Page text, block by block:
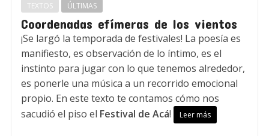
TEXTOS ÚLTIMAS
Coordenadas efímeras de los vientos
¡Se largó la temporada de festivales! La poesía es
manifiesto, es observación de lo íntimo, es el
instinto para jugar con lo que tenemos alrededor,
es ponerle una música a un recorrido emocional
propio. En este texto te contamos cómo nos
sacudió el piso el Festival de Acá! Leer más